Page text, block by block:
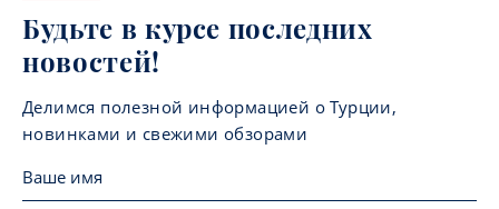
Будьте в курсе последних
новостей!
Делимся полезной информацией о Турции,
новинками и свежими обзорами